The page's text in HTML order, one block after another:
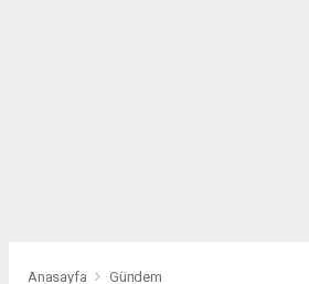
Anasayfa Gündem